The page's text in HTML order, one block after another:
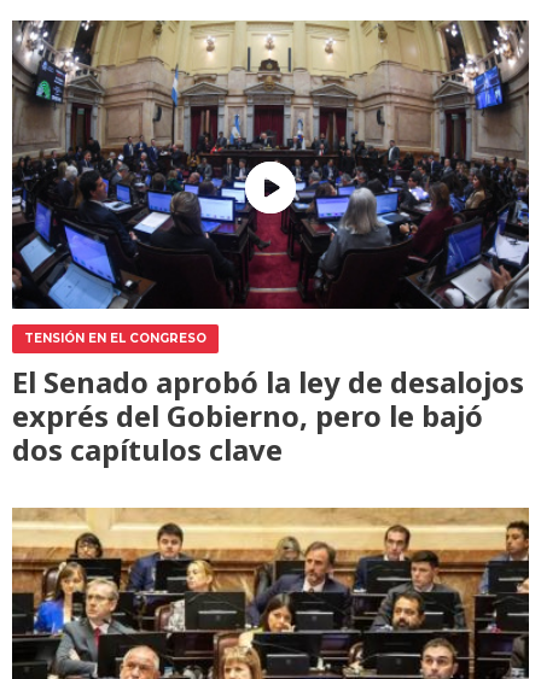
TENSIÓN EN EL CONGRESO
El Senado aprobó la ley de desalojos
exprés del Gobierno, pero le bajó
dos capítulos clave